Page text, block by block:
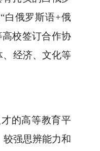
白俄罗斯语+俄
校签订合作协
经济、文化等
的高等教育平
强思辨能力和